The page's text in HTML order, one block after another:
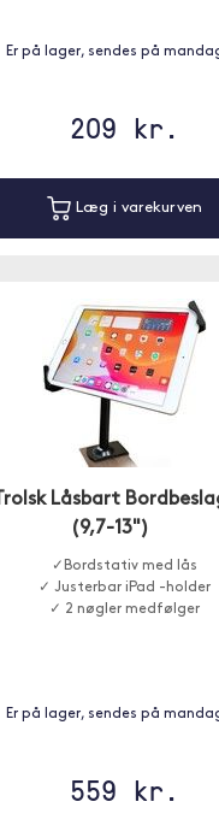
Er på lager, sendes på
209 kr.
Læg i varekurven
Trolsk Låsbart
(9,7-13")
✓Bordstativ med lås
✓ Justerbar iPad -holder
✓ 2 nøgler medfølger
Er på lager, sendes på
559 kr.